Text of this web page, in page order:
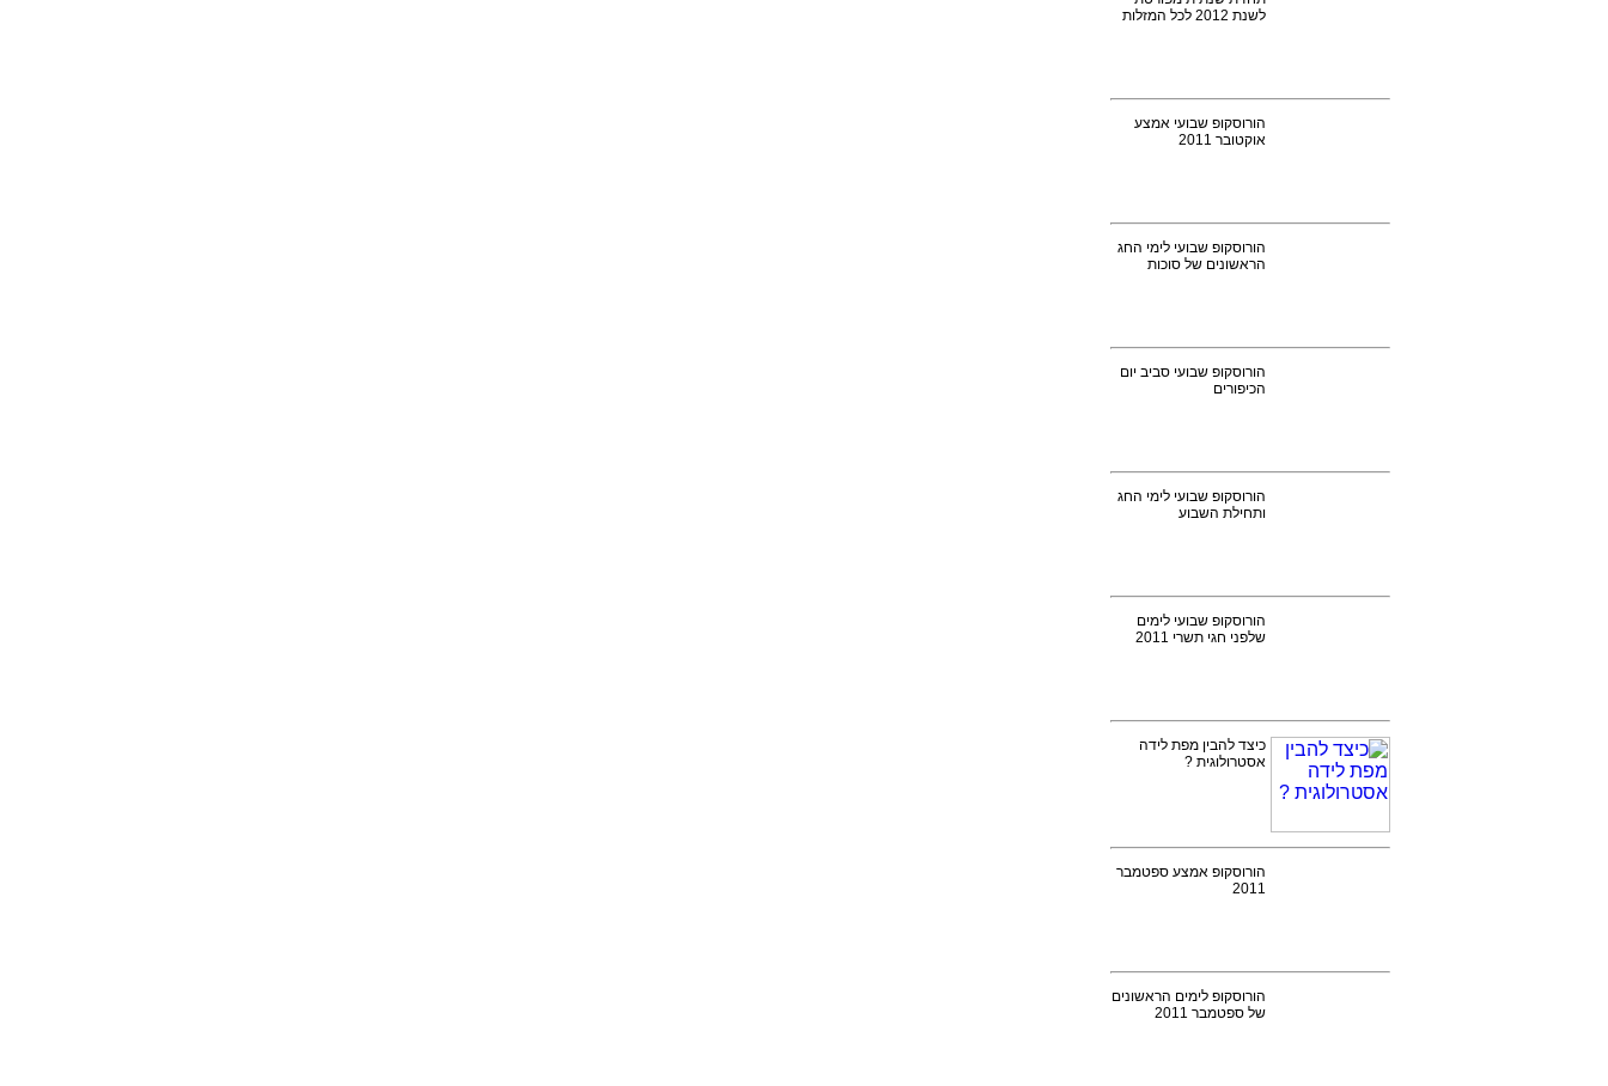
לשנת 2012 לכל המזלות
הורוסקופ שבועי אמצע
אוקטובר 2011
הורוסקופ שבועי לימי החג
הראשונים של סוכות
הורוסקופ שבועי סביב יום
הכיפורים
הורוסקופ שבועי לימי החג
ותחילת השבוע
הורוסקופ שבועי לימים
שלפני חגי תשרי 2011
כיצד להבין מפת לידה
אסטרולוגית ?
הורוסקופ אמצע ספטמבר
2011
הורוסקופ לימים הראשונים
של ספטמבר 2011